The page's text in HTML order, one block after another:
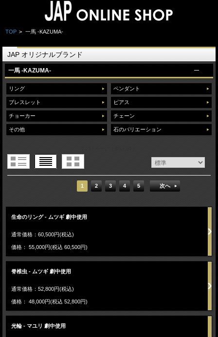
TOP > 一馬 -KAZUMA-
JAP オリジナルブランド
一馬 -KAZUMA-
リング
ブレスレット
チョーカー
その他
ペンダント
ピアス
チェーン
石のバリエーション
1 2 3 4 5 次へ
生命のリング - ムツギ 劇中使用
通常価格：60,500円(税込)
価格： 55,000円(税込 60,500円)
脊椎虫 - ムツギ 劇中使用
通常価格：52,800円(税込)
価格： 48,000円(税込 52,800円)
光輪 - マユリ 劇中使用